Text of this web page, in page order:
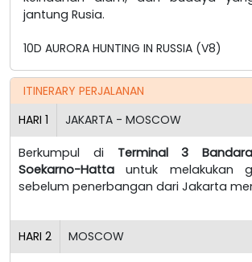
jantung Rusia.
10D AURORA HUNTING IN RUSSIA (V8)
ITINERARY PERJALANAN
HARI 1 JAKARTA - MOSCOW
Berkumpul di Terminal 3
Soekarno-Hatta untuk melakukan
sebelum penerbangan dari Jakarta
HARI 2 MOSCOW